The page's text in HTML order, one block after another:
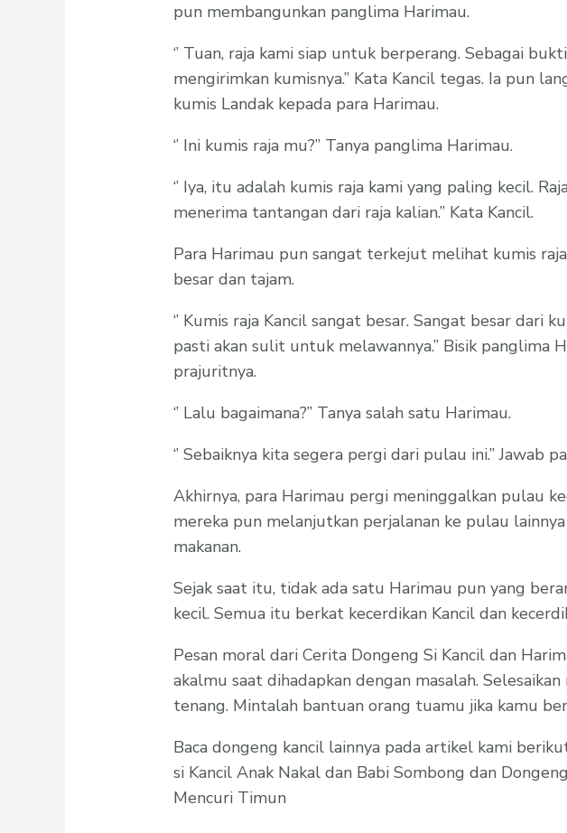
pun membangunkan panglima Harimau.
‘’ Tuan, raja kami siap untuk berperang. Sebagai
mengirimkan kumisnya.’’ Kata Kancil tegas. Ia pun
kumis Landak kepada para Harimau.
‘’ Ini kumis raja mu?’’ Tanya panglima Harimau.
‘’ Iya, itu adalah kumis raja kami yang paling kecil.
menerima tantangan dari raja kalian.’’ Kata Kancil.
Para Harimau pun sangat terkejut melihat kumis
besar dan tajam.
‘’ Kumis raja Kancil sangat besar. Sangat besar dari
pasti akan sulit untuk melawannya.’’ Bisik panglima
prajuritnya.
‘’ Lalu bagaimana?” Tanya salah satu Harimau.
‘’ Sebaiknya kita segera pergi dari pulau ini.’’ Jawab
Akhirnya, para Harimau pergi meninggalkan pulau
mereka pun melanjutkan perjalanan ke pulau
makanan.
Sejak saat itu, tidak ada satu Harimau pun yang
kecil. Semua itu berkat kecerdikan Kancil dan
Pesan moral dari Cerita Dongeng Si Kancil dan
akalmu saat dihadapkan dengan masalah.
tenang. Mintalah bantuan orang tuamu jika kamu
Baca dongeng kancil lainnya pada artikel kami
si Kancil Anak Nakal dan Babi Sombong dan
Mencuri Timun